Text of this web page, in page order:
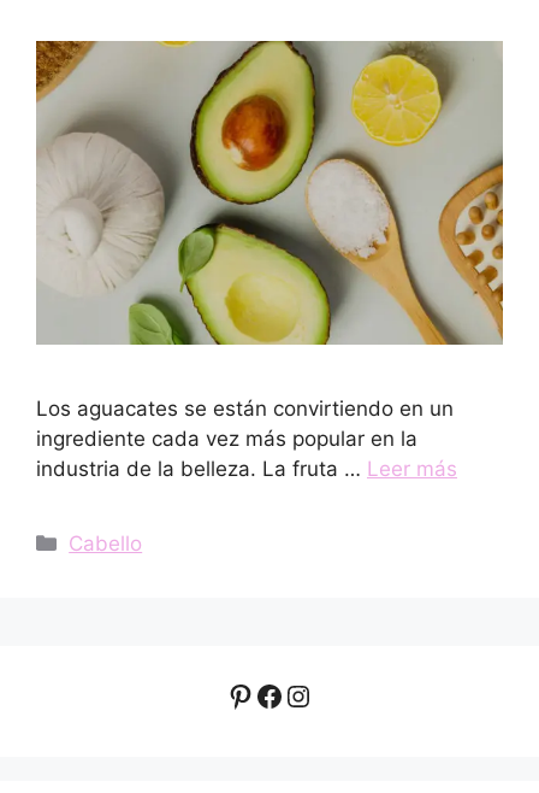
Los aguacates se están convirtiendo en un
ingrediente cada vez más popular en la
industria de la belleza. La fruta … Leer más
Categorías
Cabello
Pinterest
Facebook
Instagram